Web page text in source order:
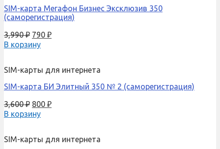
SIM-карта Мегафон Бизнес Эксклюзив 350
(саморегистрация)
3,990₽ 790 ₽
В корзину
SIM-карты для интернета
SIM-карта БИ Элитный 350 № 2 (саморегистрация)
3,600₽ 800 ₽
В корзину
SIM-карты для интернета